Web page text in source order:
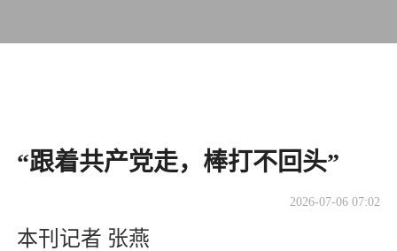
“跟着共产党走，棒打不回头”
2026-07-06 07:02
本刊记者 张燕